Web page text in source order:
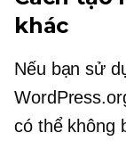
khác
Nếu bạn sử
có thể không